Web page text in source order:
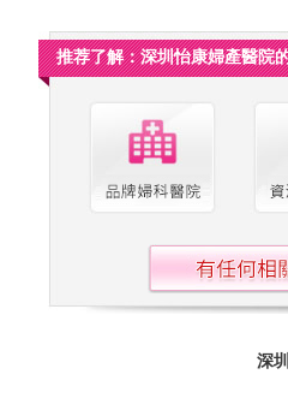
推荐了解：深圳怡康婦產醫院
深